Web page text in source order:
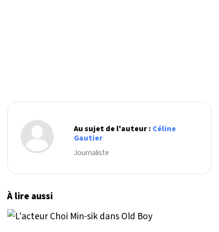
Au sujet de l'auteur : Céline
Gautier
Journaliste
À lire aussi